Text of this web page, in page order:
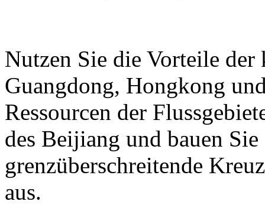
Nutzen Sie die Vorteile der
Guangdong, Hongkong
Ressourcen der
des Beijiang und bauen
grenzüberschreitende
aus.